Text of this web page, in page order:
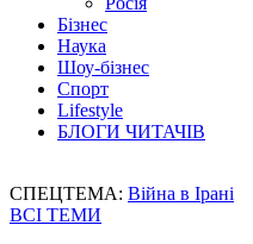
Бізнес
Наука
Шоу-бізнес
Спорт
Lifestyle
БЛОГИ ЧИТАЧІВ
СПЕЦТЕМА: Війна в Ірані
ВСІ ТЕМИ